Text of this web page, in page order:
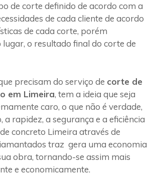
de corte definido de acordo com a
de cada cliente de acordo
de cada corte, porém
lugar, o resultado final do corte de
precisam do serviço de corte de
em Limeira, tem a ideia que seja
caro, o que não é verdade,
a rapidez, a segurança e a eficiência
concreto Limeira através de
traz gera uma economia
obra, tornando-se assim mais
e economicamente.